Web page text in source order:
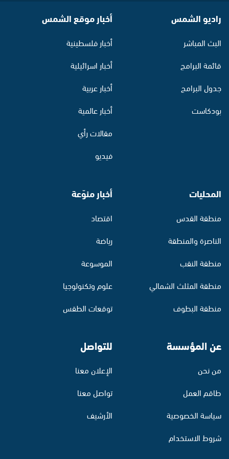
راديو الشمس
البث المباشر
قائمة البرامج
جدول البرامج
بودكاست
أخبار موقع الشمس
أخبار فلسطينية
أخبار اسرائيلية
أخبار عربية
أخبار عالمية
مقالات رأي
فيديو
المحليات
منطقة القدس
الناصرة والمنطقة
منطقة النقب
منطقة المثلث الشمالي
منطقة البطوف
أخبار منوّعة
اقتصاد
رياضة
الموسوعة
علوم وتكنولوجيا
توقعات الطقس
عن المؤسسة
من نحن
طاقم العمل
سياسة الخصوصية
شروط الاستخدام
للتواصل
الإعلان معنا
تواصل معنا
الأرشيف